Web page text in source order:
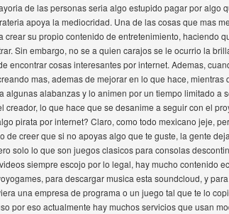
de las personas seria algo estupido pagar por algo
apoya la mediocridad. Una de las cosas que mas
crear su propio contenido de entretenimiento, haciendo
Sin embargo, no se a quien carajos se le ocurrio la
encontrar cosas interesantes por internet. Ademas,
mas, ademas de mejorar en lo que hace,
algunas alabanzas y lo animen por un tiempo limitado
creador, lo que hace que se desanime a seguir con el
pirata por internet? Claro, como todo mexicano jeje,
de creer que si no apoyas algo que te guste, la gente
solo lo que son juegos clasicos para consolas
siempre escojo por lo legal, hay mucho contenido
para descargar musica esta soundcloud, y
una empresa de programa o un juego tal que te lo
por eso actualmente hay muchos servicios que usan